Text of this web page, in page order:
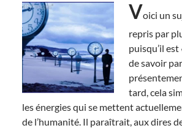
Voici un
repris par
puisqu’il est
de savoir
tard, cela
les énergies qui se mettent
de l’humanité. Il paraîtrait, aux dires